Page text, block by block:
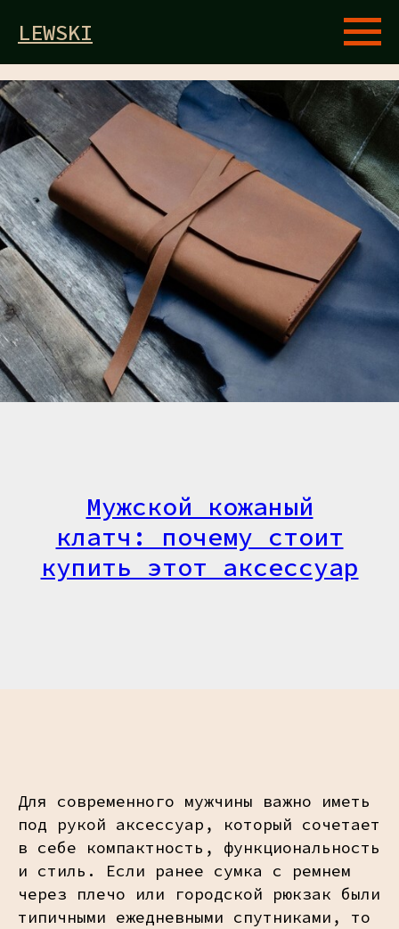
LEWSKI
Мужской кожаный
клатч: почему стоит
купить этот аксессуар
Для современного мужчины важно иметь
под рукой аксессуар, который сочетает
в себе компактность, функциональность
и стиль. Если ранее сумка с ремнем
через плечо или городской рюкзак были
типичными ежедневными спутниками, то